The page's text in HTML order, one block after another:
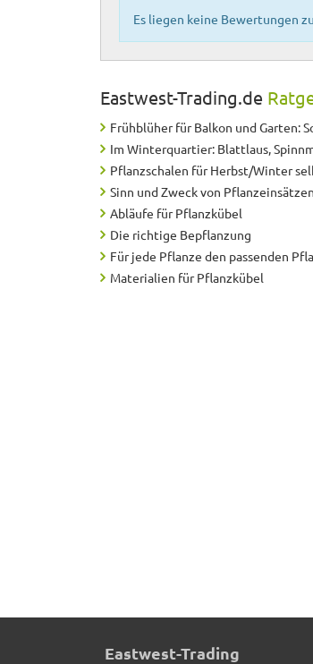
Es liegen keine Bewertungen
Eastwest-Trading.de
Frühblüher für Balkon und Garten:
Im Winterquartier: Blattlaus,
Pflanzschalen für Herbst/Winter
Sinn und Zweck von Pflanzeinsätzen
Abläufe für Pflanzkübel
Die richtige Bepflanzung
Für jede Pflanze den passenden
Materialien für Pflanzkübel
Eastwest-Trading